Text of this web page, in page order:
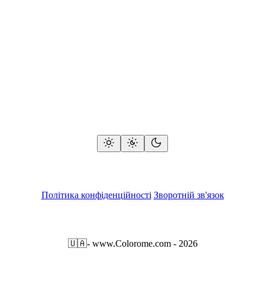
Політика конфіденційності Зворотній зв'язок
🇺🇦- www.Colorome.com - 2026